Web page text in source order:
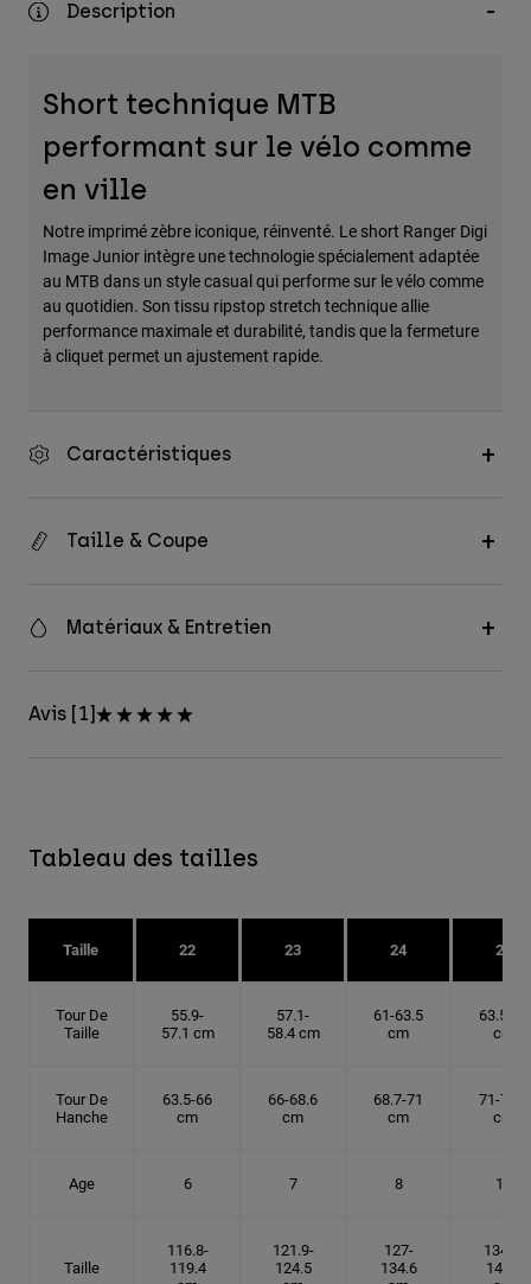
Accessoires
Sacs et sacs à dos
Chapeaux et Casquettes
Voir tout
Description
Short technique MTB
performant sur le vélo comme
en ville
Notre imprimé zèbre iconique, réinventé. Le short Ranger Digi
Image Junior intègre une technologie spécialement adaptée
au MTB dans un style casual qui performe sur le vélo comme
au quotidien. Son tissu ripstop stretch technique allie
performance maximale et durabilité, tandis que la fermeture
à cliquet permet un ajustement rapide.
Caractéristiques
Taille & Coupe
Matériaux & Entretien
Avis [1]
Tableau des tailles
Taille 22 23 24 25
Tour De
Taille
55.9-
57.1 cm
57.1-
58.4 cm
61-63.5
cm
63.5-66
cm
Tour De
Hanche
63.5-66
cm
66-68.6
cm
68.7-71
cm
71-73.6
cm
Age 6 7 8 10
Taille
116.8-
119.4
121.9-
124.5
127-
134.6
134.6-
142.2